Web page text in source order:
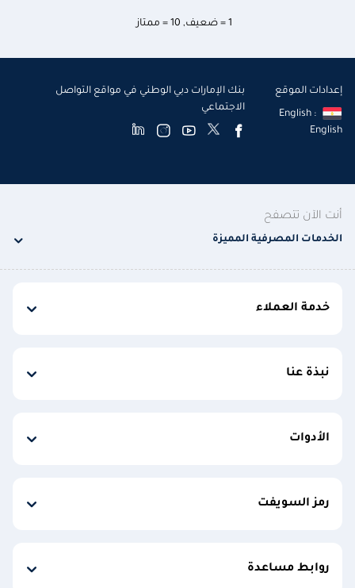
1 = ضعيف , 10 = ممتاز
إعدادات الموقع
English :
English
بنك الإمارات دبي الوطني في مواقع التواصل
الاجتماعي
أنت الآن تتصفح
الخدمات المصرفية المميزة
خدمة العملاء
نبذة عنا
الأدوات
رمز السويفت
روابط مساعدة